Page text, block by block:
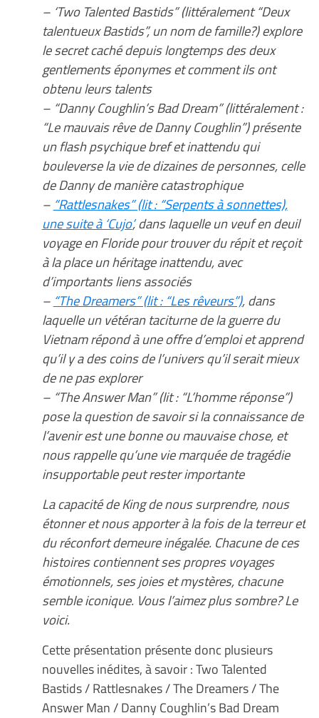
– ‘Two Talented Bastids” (littéralement “Deux
talentueux Bastids”, un nom de famille?) explore
le secret caché depuis longtemps des deux
gentlements éponymes et comment ils ont
obtenu leurs talents
– “Danny Coughlin’s Bad Dream” (littéralement :
“Le mauvais rêve de Danny Coughlin”) présente
un flash psychique bref et inattendu qui
bouleverse la vie de dizaines de personnes, celle
de Danny de manière catastrophique
– “Rattlesnakes” (lit : “Serpents à sonnettes),
une suite à ‘Cujo’, dans laquelle un veuf en deuil
voyage en Floride pour trouver du répit et reçoit
à la place un héritage inattendu, avec
d’importants liens associés
– “The Dreamers” (lit : “Les rêveurs”), dans
laquelle un vétéran taciturne de la guerre du
Vietnam répond à une offre d’emploi et apprend
qu’il y a des coins de l’univers qu’il serait mieux
de ne pas explorer
– “The Answer Man” (lit : “L’homme réponse”)
pose la question de savoir si la connaissance de
l’avenir est une bonne ou mauvaise chose, et
nous rappelle qu’une vie marquée de tragédie
insupportable peut rester importante
La capacité de King de nous surprendre, nous
étonner et nous apporter à la fois de la terreur et
du réconfort demeure inégalée. Chacune de ces
histoires contiennent ses propres voyages
émotionnels, ses joies et mystères, chacune
semble iconique. Vous l’aimez plus sombre? Le
voici.
Cette présentation présente donc plusieurs
nouvelles inédites, à savoir : Two Talented
Bastids / Rattlesnakes / The Dreamers / The
Answer Man / Danny Coughlin’s Bad Dream